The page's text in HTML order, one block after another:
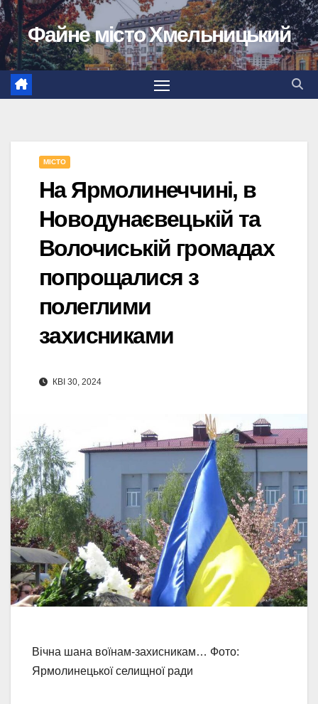
Перейти
до
вмісту
Файне місто Хмельницький
МІСТО
На Ярмолинеччині, в
Новодунаєвецькій та
Волочиській громадах
попрощалися з
полеглими
захисниками
КВІ 30, 2024
Вічна шана воїнам-захисникам… Фото:
Ярмолинецької селищної ради